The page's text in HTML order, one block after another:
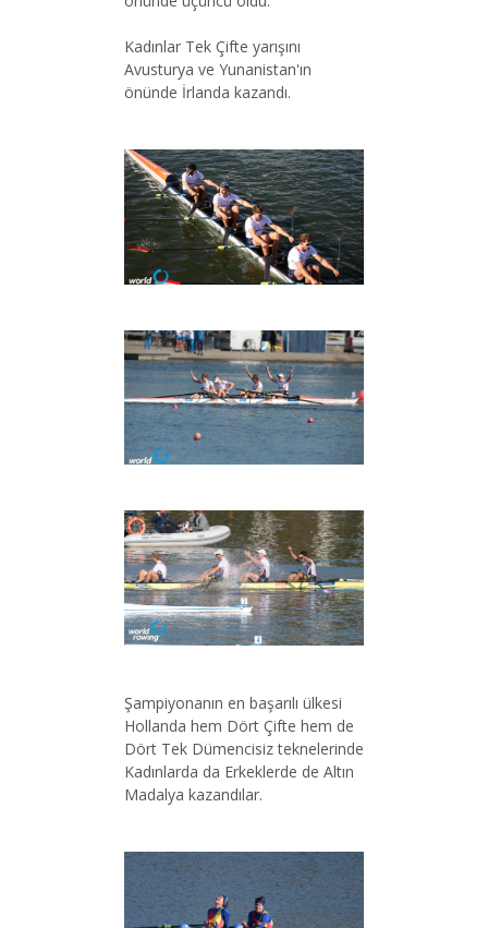
Kadınlar Tek Çifte yarışını
Avusturya ve Yunanistan'ın
önünde İrlanda kazandı.
Şampiyonanın en başarılı ülkesi
Hollanda hem Dört Çifte hem de
Dört Tek Dümencisiz teknelerinde
Kadınlarda da Erkeklerde de Altın
Madalya kazandılar.